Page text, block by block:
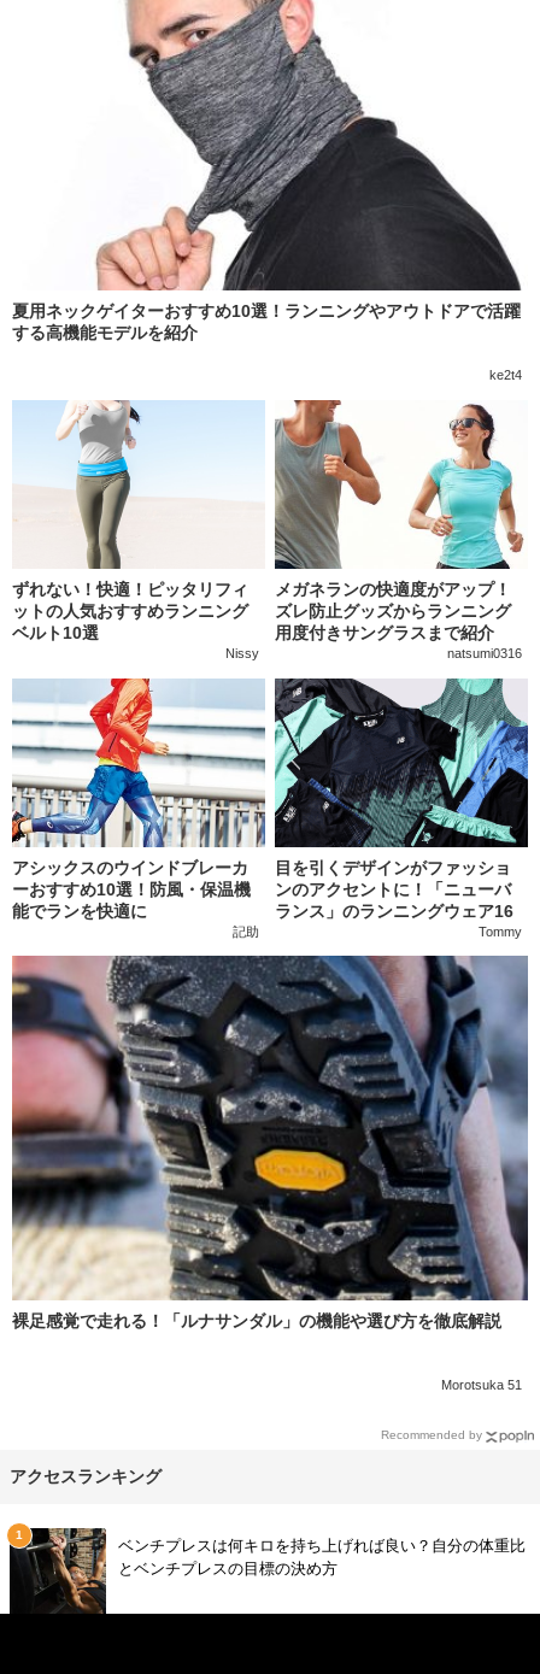
夏用ネックゲイターおすすめ10選！ランニングやアウトドアで活躍
する高機能モデルを紹介
ke2t4
ずれない！快適！ピッタリフィ
ットの人気おすすめランニング
ベルト10選
Nissy
メガネランの快適度がアップ！
ズレ防止グッズからランニング
用度付きサングラスまで紹介
natsumi0316
アシックスのウインドブレーカ
ーおすすめ10選！防風・保温機
能でランを快適に
記助
目を引くデザインがファッショ
ンのアクセントに！「ニューバ
ランス」のランニングウェア16
Tommy
裸足感覚で走れる！「ルナサンダル」の機能や選び方を徹底解説
Morotsuka 51
Recommended by
アクセスランキング
ベンチプレスは何キロを持ち上げれば良い？自分の体重比
とベンチプレスの目標の決め方